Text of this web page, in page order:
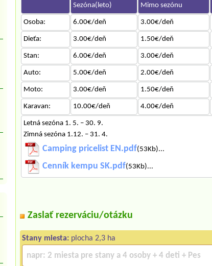
Sezóna(leto) Mimo sezónu
Osoba: 6.00€/deň 3.00€/deň
Dieťa: 3.00€/deň 1.50€/deň
Stan: 6.00€/deň 3.00€/deň
Auto: 5.00€/deň 2.00€/deň
Moto: 3.00€/deň 1.50€/deň
Karavan: 10.00€/deň 4.00€/deň
Letná sezóna 1. 5. – 30. 9.
Zimná sezóna 1.12. – 31. 4.
Camping pricelist EN.pdf(53Kb)...
Cenník kempu SK.pdf(53Kb)...
Zaslať rezerváciu/otázku
Stany miesta: plocha 2,3 ha